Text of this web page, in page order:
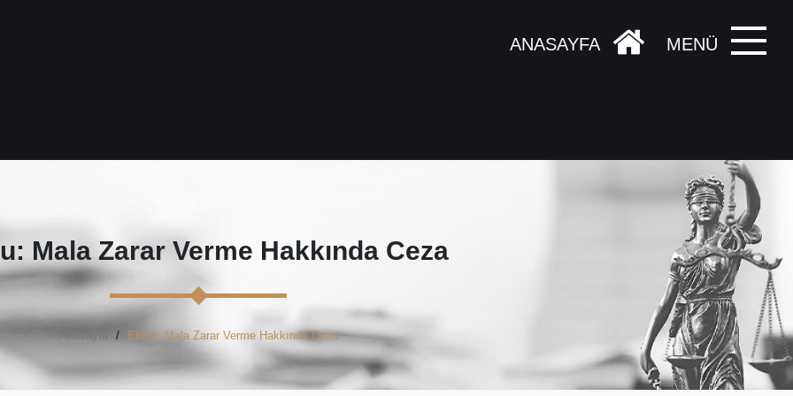
MENÜ
ANASAYFA
Mala Zarar Verme Hakkında Ceza
Anasayfa Etiket: Mala Zarar Verme Hakkında Ceza